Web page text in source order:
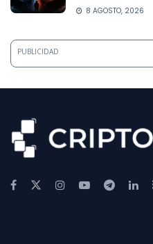
8 AGOSTO, 2026
PUBLICIDAD